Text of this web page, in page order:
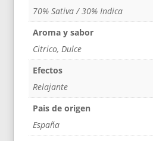
70% Sativa / 30% Indica
Aroma y sabor
Citrico, Dulce
Efectos
Relajante
Pais de origen
España